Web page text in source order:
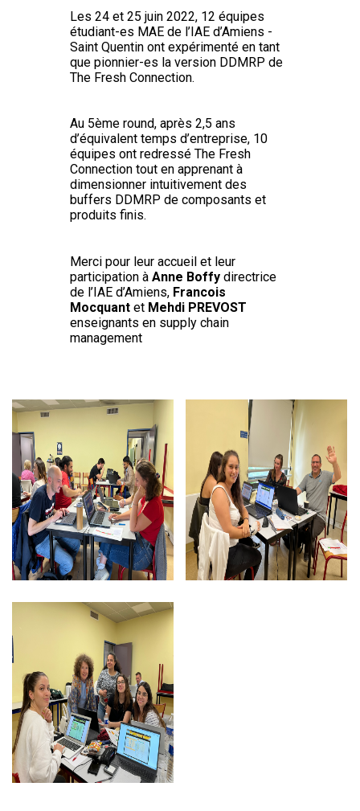
Les 24 et 25 juin 2022, 12 équipes
étudiant-es MAE de l’IAE d’Amiens -
Saint Quentin ont expérimenté en tant
que pionnier-es la version DDMRP de
The Fresh Connection.
Au 5ème round, après 2,5 ans
d’équivalent temps d’entreprise, 10
équipes ont redressé The Fresh
Connection tout en apprenant à
dimensionner intuitivement des
buffers DDMRP de composants et
produits finis.
Merci pour leur accueil et leur
participation à Anne Boffy directrice
de l’IAE d’Amiens, Francois
Mocquant et Mehdi PREVOST
enseignants en supply chain
management